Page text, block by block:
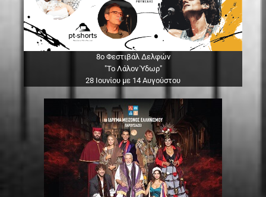
8ο Φεστιβάλ Δελφών
"Το Λάλον Ύδωρ"
28 Ιουνίου με 14 Αυγούστου